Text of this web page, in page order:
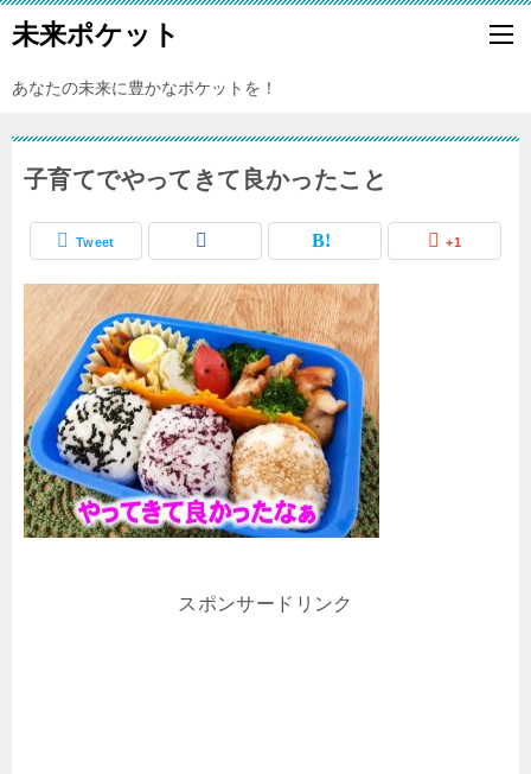
未来ポケット
あなたの未来に豊かなポケットを！
子育てでやってきて良かったこと
Tweet +1
スポンサードリンク